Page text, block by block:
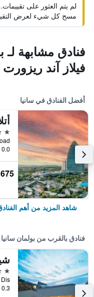
لم يتم العثور على
مسح كل شيء لعرض
فنادق مشابهة لـ
فيلاز آند ريزورت
أفضل الفنادق في سانيا
5 نجوم
0.0 كيلومتر عن وسط المدينة
675 ﷼
شاهد المزيد من أهم
فنادق بالقرب من بولمان سانيا
5 نجوم
0.3 كيلومتر عن وسط المدينة